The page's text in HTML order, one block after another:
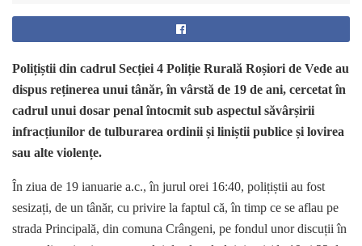
Polițiștii din cadrul Secției 4 Poliție Rurală Roșiori de Vede au
dispus reținerea unui tânăr, în vârstă de 19 de ani, cercetat în
cadrul unui dosar penal întocmit sub aspectul săvârșirii
infracțiunilor de tulburarea ordinii și liniștii publice și lovirea
sau alte violențe.
În ziua de 19 ianuarie a.c., în jurul orei 16:40, polițiștii au fost
sesizați, de un tânăr, cu privire la faptul că, în timp ce se aflau pe
strada Principală, din comuna Crângeni, pe fondul unor discuții în